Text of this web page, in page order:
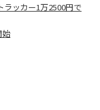
ラッカー1万2500円で
始